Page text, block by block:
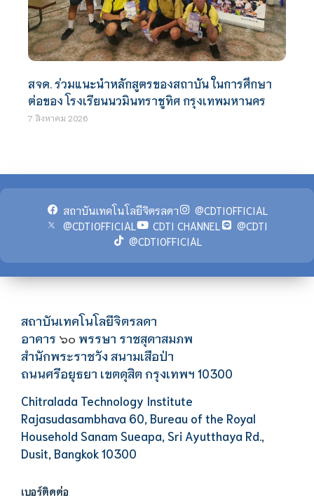
สจด. ร่วมแนะนำหลักสูตรของสถาบัน ในการศึกษา
ต่อของ โรงเรียนนวมินทราชูทิศ กรุงเทพมหานคร
7 สิงหาคม 2026
สถาบันเทคโนโลยีจิตรลดา
@CDTIOFFICIAL
@CDTIOFFICIAL
CDTI CHANNEL
@CDTI
@CDTIOFFICIAL
สถาบันเทคโนโลยีจิตรลดา
อาคาร ๖๐ พรรษา ราชสุดาสมภพ
สำนักพระราชวัง สนามเสือป่า
ถนนศรีอยุธยา เขตดุสิต กรุงเทพฯ 10300
Chitralada Technology Institute
Rajasudasambhava 60, Bureau of the Royal
Household Sanam Sueapa, Sri Ayutthaya Rd.,
Dusit, Bangkok 10300
เบอร์ติดต่อ